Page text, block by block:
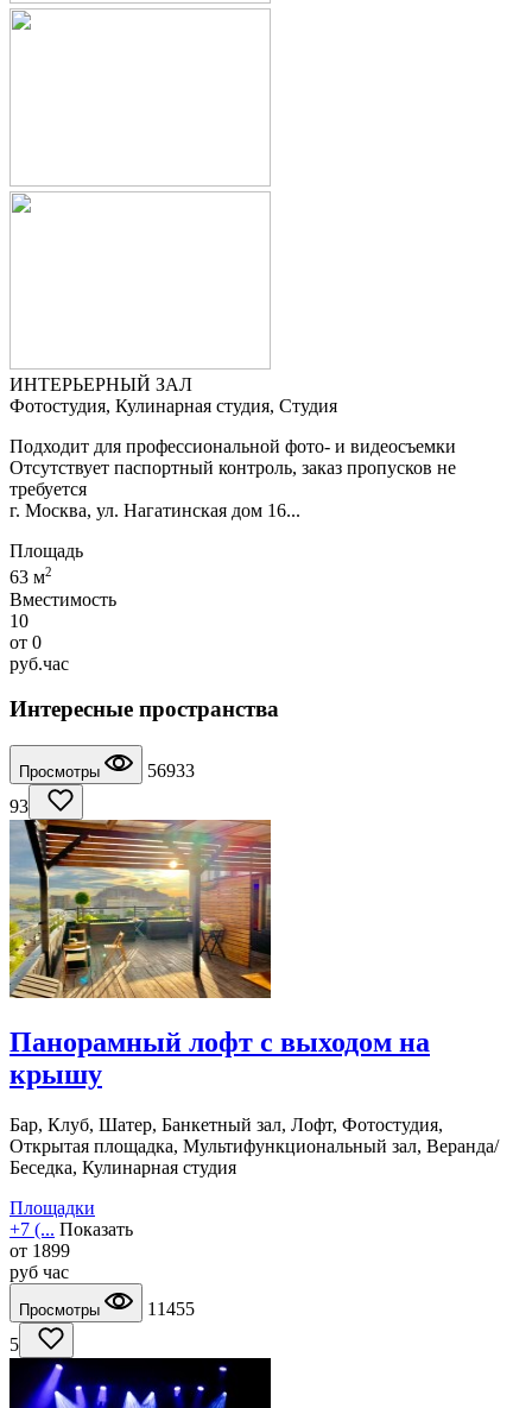
ИНТЕРЬЕРНЫЙ ЗАЛ
Фотостудия, Кулинарная студия, Студия
Подходит для профессиональной фото- и видеосъемки
Отсутствует паспортный контроль, заказ пропусков не
требуется
г. Москва, ул. Нагатинская дом 16...
Площадь
63 м2
Вместимость
10
от 0
руб.час
Интересные пространства
Просмотры
56933
93
Панорамный лофт с выходом на
крышу
Бар, Клуб, Шатер, Банкетный зал, Лофт, Фотостудия,
Открытая площадка, Мультифункциональный зал, Веранда/
Беседка, Кулинарная студия
Площадки
+7 (... Показать
от 1899
руб час
Просмотры
11455
5